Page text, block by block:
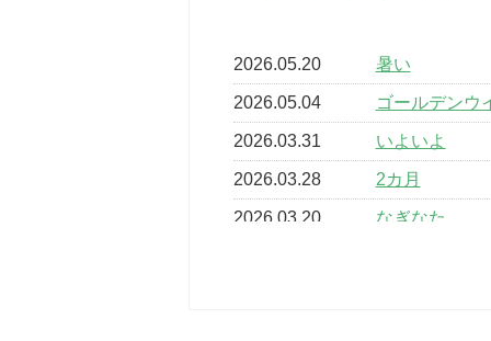
2026.05.20 暑い
2026.05.04 ゴールデンウ
2026.03.31 いよいよ
2026.03.28 2カ月
2026.03.20 なぎなた